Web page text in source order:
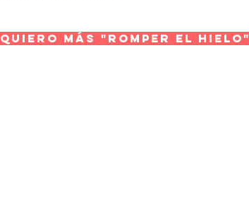
Quiero más "Romper el Hielo"